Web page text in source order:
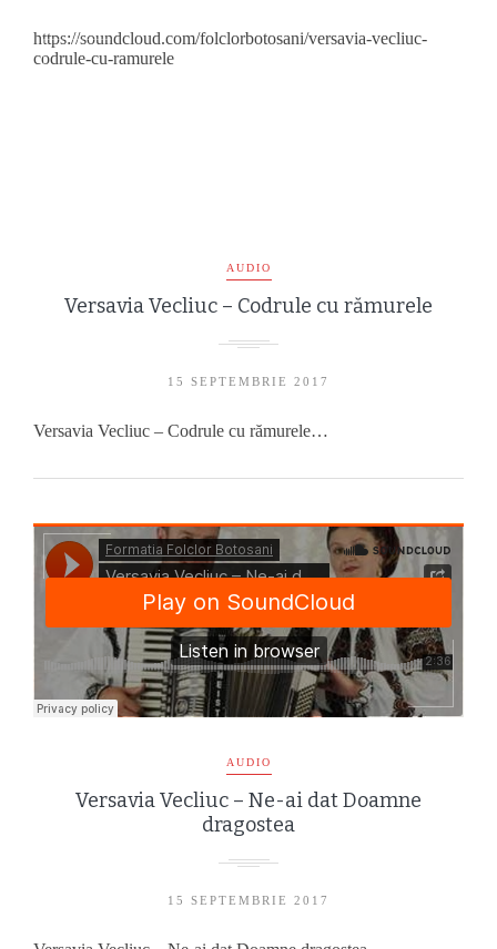
https://soundcloud.com/folclorbotosani/versavia-vecliuc-
codrule-cu-ramurele
AUDIO
Versavia Vecliuc – Codrule cu rămurele
15 SEPTEMBRIE 2017
Versavia Vecliuc – Codrule cu rămurele…
AUDIO
Versavia Vecliuc – Ne-ai dat Doamne
dragostea
15 SEPTEMBRIE 2017